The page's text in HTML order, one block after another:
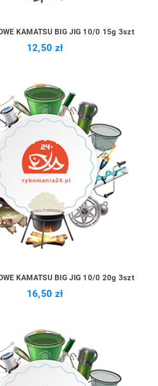
KAMATSU BIG JIG 10/0 15g 3szt
12,50 zł
KAMATSU BIG JIG 10/0 20g 3szt
16,50 zł